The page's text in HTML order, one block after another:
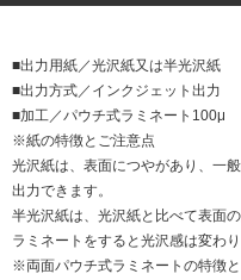
■出力用紙／光沢紙又は半光沢紙
■出力方式／インクジェット出力
■加工／パウチ式ラミネート100μ
※紙の特徴とご注意点
光沢紙は、表面につやがあり、一
出力できます。
半光沢紙は、光沢紙と比べて表面
ラミネートをすると光沢感は変わり
※両面パウチ式ラミネートの特徴